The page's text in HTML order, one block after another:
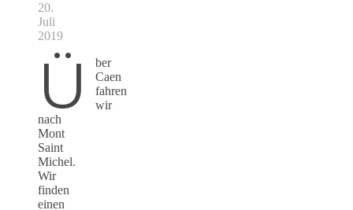
20.
Juli
2019
Ü
ber
Caen
fahren
wir
nach
Mont
Saint
Michel.
Wir
finden
einen